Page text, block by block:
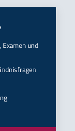
Examen und